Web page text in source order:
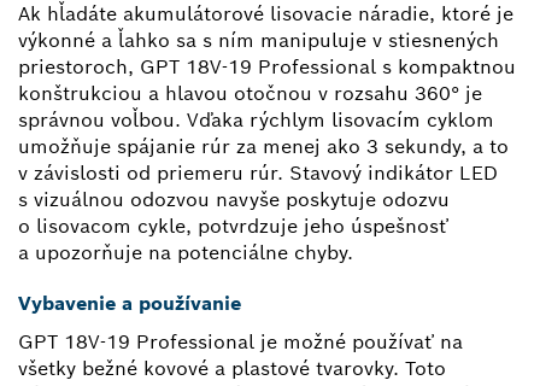
Ak hľadáte akumulátorové lisovacie náradie, ktoré je
výkonné a ľahko sa s ním manipuluje v stiesnených
priestoroch, GPT 18V-19 Professional s kompaktnou
konštrukciou a hlavou otočnou v rozsahu 360° je
správnou voľbou. Vďaka rýchlym lisovacím cyklom
umožňuje spájanie rúr za menej ako 3 sekundy, a to
v závislosti od priemeru rúr. Stavový indikátor LED
s vizuálnou odozvou navyše poskytuje odozvu
o lisovacom cykle, potvrdzuje jeho úspešnosť
a upozorňuje na potenciálne chyby.
Vybavenie a používanie
GPT 18V-19 Professional je možné používať na
všetky bežné kovové a plastové tvarovky. Toto